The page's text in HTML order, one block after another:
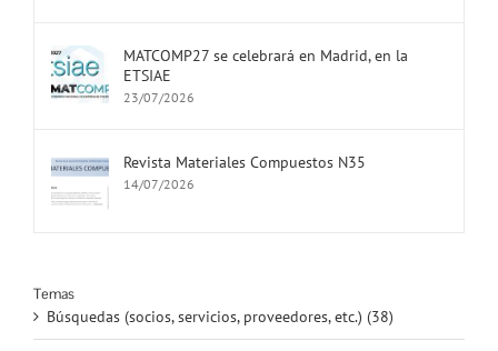
MATCOMP27 se celebrará en Madrid, en la
ETSIAE
23/07/2026
Revista Materiales Compuestos N35
14/07/2026
Temas
Búsquedas (socios, servicios, proveedores, etc.) (38)